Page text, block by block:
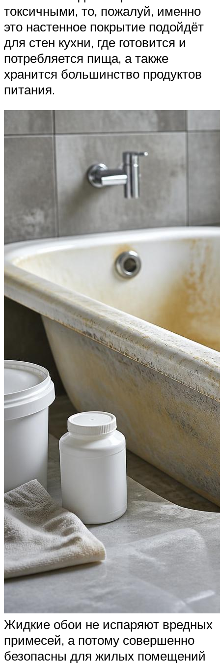
токсичными, то, пожалуй, именно
это настенное покрытие подойдёт
для стен кухни, где готовится и
потребляется пища, а также
хранится большинство продуктов
питания.
Жидкие обои не испаряют вредных
примесей, а потому совершенно
безопасны для жилых помещений